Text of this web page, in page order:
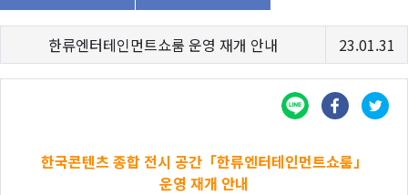
한류엔터테인먼트쇼룸 운영 재개 안내 23.01.31
한국콘텐츠 종합 전시 공간「한류엔터테인먼트쇼룸」
운영 재개 안내